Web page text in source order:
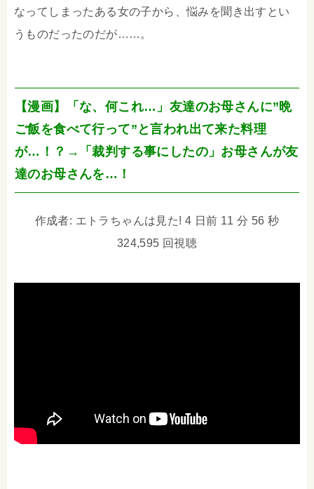
なってしまったある女の子から、悩みを聞き出すとい
うものだったのだが……。
【漫画】「な、何これ…」友達のお母さんに”晩
ご飯を食べて行って”と言われ出て来た料理
が…！？→「裁判する事にしたの」お母さんが友
達のお母さんを…！
作成者: エトラちゃんは見た! 4 日前 11 分 56 秒
324,595 回視聴